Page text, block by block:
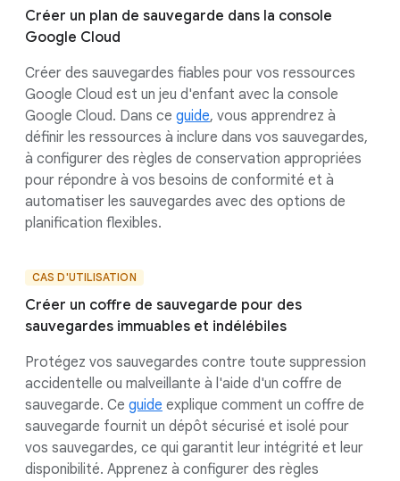
Créer un plan de sauvegarde dans la console
Google Cloud
Créer des sauvegardes fiables pour vos ressources
Google Cloud est un jeu d'enfant avec la console
Google Cloud. Dans ce guide, vous apprendrez à
définir les ressources à inclure dans vos sauvegardes,
à configurer des règles de conservation appropriées
pour répondre à vos besoins de conformité et à
automatiser les sauvegardes avec des options de
planification flexibles.
CAS D'UTILISATION
Créer un coffre de sauvegarde pour des
sauvegardes immuables et indélébiles
Protégez vos sauvegardes contre toute suppression
accidentelle ou malveillante à l'aide d'un coffre de
sauvegarde. Ce guide explique comment un coffre de
sauvegarde fournit un dépôt sécurisé et isolé pour
vos sauvegardes, ce qui garantit leur intégrité et leur
disponibilité. Apprenez à configurer des règles